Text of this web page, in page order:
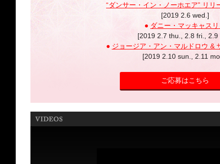
“ダンサー・イン・ノーホエア” リリ
[2019 2.6 wed.]
● ダニー・マッキャス
[2019 2.7 thu., 2.8 fri., 2.9
● ジョージア・アン・マルドロウ &
[2019 2.10 sun., 2.11
ご応募はこちら